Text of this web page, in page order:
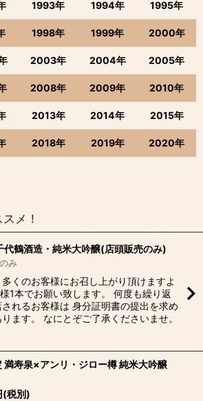
1993年 1994年 1995年
1998年 1999年 2000年
2003年 2004年 2005年
2008年 2009年 2010年
2013年 2014年 2015年
2018年 2019年 2020年
メ！
代鶴酒造・純米大吟醸(店頭販売のみ)
み
くのお客様にお召し上がり頂けますよ
1本でお願い致します。 何度も繰り返
されるお客様は 身分証明書の提出を求め
ます。 なにとぞご了承くださいませ。
満寿泉×アンリ・ジロー樽 純米大吟醸
(税別)